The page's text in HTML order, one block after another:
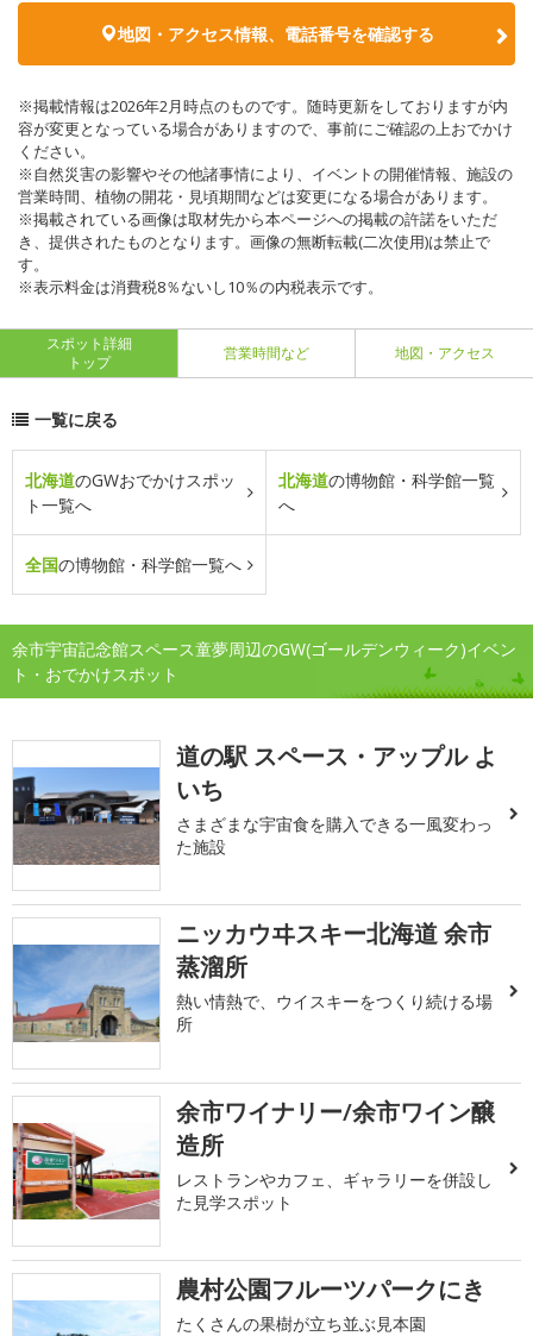
地図・アクセス情報、電話番号を確認する
※掲載情報は2026年2月時点のものです。随時更新をしておりますが内
容が変更となっている場合がありますので、事前にご確認の上おでかけ
ください。
※自然災害の影響やその他諸事情により、イベントの開催情報、施設の
営業時間、植物の開花・見頃期間などは変更になる場合があります。
※掲載されている画像は取材先から本ページへの掲載の許諾をいただ
き、提供されたものとなります。画像の無断転載(二次使用)は禁止で
す。
※表示料金は消費税8％ないし10％の内税表示です。
スポット詳細
トップ
営業時間など 地図・アクセス
一覧に戻る
北海道のGWおでかけスポッ
ト一覧へ
北海道の博物館・科学館一覧
へ
全国の博物館・科学館一覧へ
余市宇宙記念館スペース童夢周辺のGW(ゴールデンウィーク)イベン
ト・おでかけスポット
道の駅 スペース・アップル よ
いち
さまざまな宇宙食を購入できる一風変わっ
た施設
ニッカウヰスキー北海道 余市
蒸溜所
熱い情熱で、ウイスキーをつくり続ける場
所
余市ワイナリー/余市ワイン醸
造所
レストランやカフェ、ギャラリーを併設し
た見学スポット
農村公園フルーツパークにき
たくさんの果樹が立ち並ぶ見本園